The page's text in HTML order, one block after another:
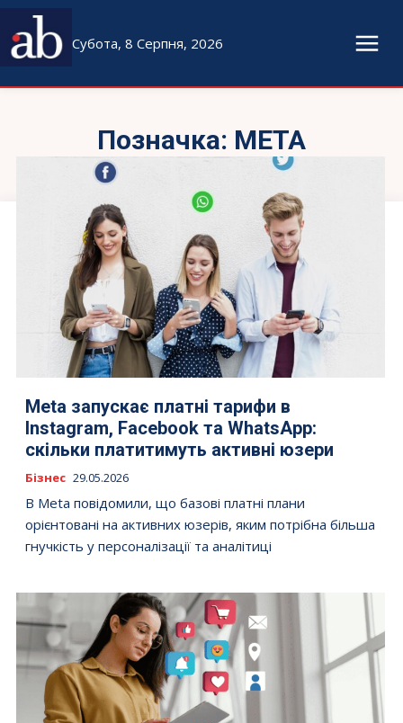
Субота, 8 Серпня, 2026
Позначка: META
Meta запускає платні тарифи в
Instagram, Facebook та WhatsApp:
скільки платитимуть активні юзери
Бізнес 29.05.2026
В Meta повідомили, що базові платні плани
орієнтовані на активних юзерів, яким потрібна більша
гнучкість у персоналізації та аналітиці